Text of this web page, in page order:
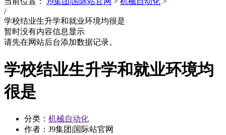
/
学校结业生升学和就业环境均很是
暂时没有内容信息显示
请先在网站后台添加数据记录。
学校结业生升学和就业环境均
很是
分类： 机械自动化
作者：J9集团|国际站官网